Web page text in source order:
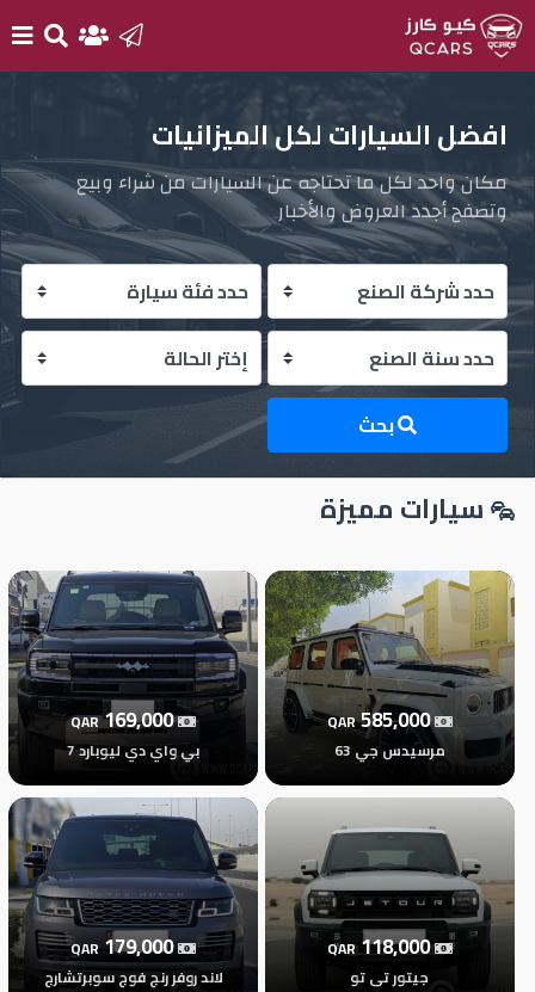
الرئيسية
بيع
سيارتك
أحدث
السيارات
سيارات
سيارات
مستعملة
تسجيل
الدخول
English
مستثمري
السيارات
المعارض
الماركات
افضل السيارات لكل الميزانيات
مكان واحد لكل ما تحتاجه عن السيارات من شراء وبيع
وتصفح أجدد العروض والأخبار
بحث
سيارات مميزة
585,000
QAR
مرسيدس جي 63
169,000
QAR
بي واي دي ليوبارد 7
118,000
QAR
جيتور تى تو
179,000
QAR
لاند روفر رنج فوج سوبرتشارج